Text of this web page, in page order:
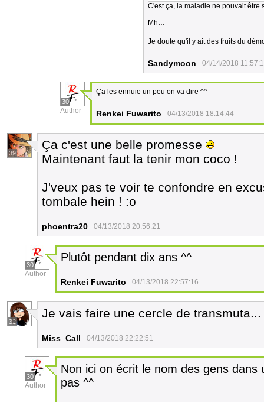
C'est ça, la maladie ne pouvait être
Mh…
Je doute qu'il y ait des fruits du
Sandymoon 04/14/2018
30
Author
Ça les ennuie un peu on va dire ^^
Renkei Fuwarito 04/13/2018 18:14:44
39
Ça c'est une belle promesse
Maintenant faut la tenir mon coco !
J'veux pas te voir te confondre en
tombale hein ! :o
phoentra20 04/13/2018 20:56:21
30
Author
Plutôt pendant dix ans ^^
Renkei Fuwarito 04/13/2018 22:57:16
32
Je vais faire une cercle de
Miss_Call 04/13/2018 22:22:51
30
Author
Non ici on écrit le nom des gens
pas ^^